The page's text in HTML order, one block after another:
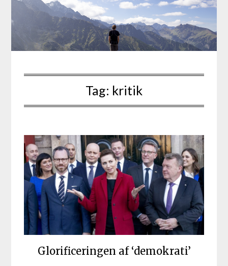
Tag: kritik
Glorificeringen af ‘demokrati’